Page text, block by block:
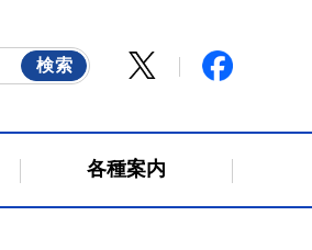
各種案内